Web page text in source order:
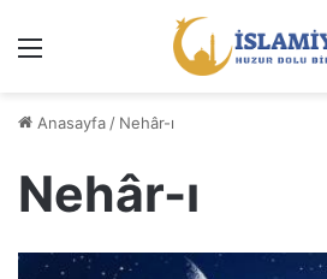
Anasayfa / Nehâr-ı
Nehâr-ı